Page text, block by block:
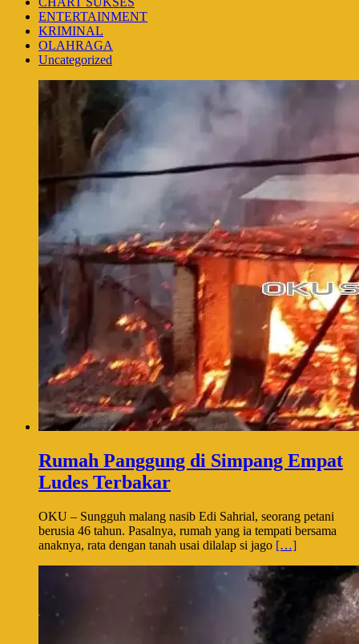
ENTERTAINMENT
KRIMINAL
OLAHRAGA
Uncategorized
Rumah Panggung di Simpang Empat
Ludes Terbakar
OKU – Sungguh malang nasib Edi Sahrial, seorang petani
berusia 46 tahun. Pasalnya, rumah yang ia tempati bersama
anaknya, rata dengan tanah usai dilalap si jago […]